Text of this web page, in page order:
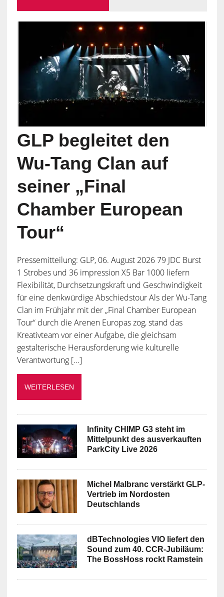
GLP begleitet den
Wu-Tang Clan auf
seiner „Final
Chamber European
Tour“
Pressemitteilung: GLP, 06. August 2026 79 JDC Burst
1 Strobes und 36 impression X5 Bar 1000 liefern
Flexibilität, Durchsetzungskraft und Geschwindigkeit
für eine denkwürdige Abschiedstour Als der Wu-Tang
Clan im Frühjahr mit der „Final Chamber European
Tour“ durch die Arenen Europas zog, stand das
Kreativteam vor einer Aufgabe, die gleichsam
gestalterische Herausforderung wie kulturelle
Verantwortung [...]
WEITERLESEN
Infinity CHIMP G3 steht im
Mittelpunkt des ausverkauften
ParkCity Live 2026
Michel Malbranc verstärkt GLP-
Vertrieb im Nordosten
Deutschlands
dBTechnologies VIO liefert den
Sound zum 40. CCR-Jubiläum:
The BossHoss rockt Ramstein